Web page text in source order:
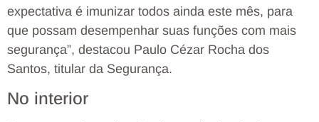
expectativa é imunizar todos ainda este mês, para
que possam desempenhar suas funções com mais
segurança”, destacou Paulo Cézar Rocha dos
Santos, titular da Segurança.
No interior